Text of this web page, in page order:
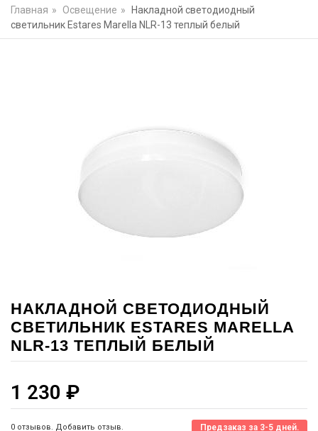
Главная » Освещение »
Накладной светодиодный
светильник Estares Marella NLR-13 теплый белый
НАКЛАДНОЙ СВЕТОДИОДНЫЙ
СВЕТИЛЬНИК ESTARES MARELLA
NLR-13 ТЕПЛЫЙ БЕЛЫЙ
1 230 ₽
0 отзывов. Добавить отзыв. Предзаказ за 3-5 дней.